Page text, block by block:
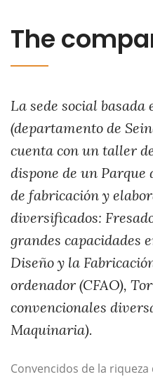
The
La sede social
(departamento de
cuenta con un taller
dispone de un
de fabricación y
diversificados:
grandes capacidades
Diseño y la
ordenador (CFAO),
convencionales
Maquinaria).
Convencidos de la